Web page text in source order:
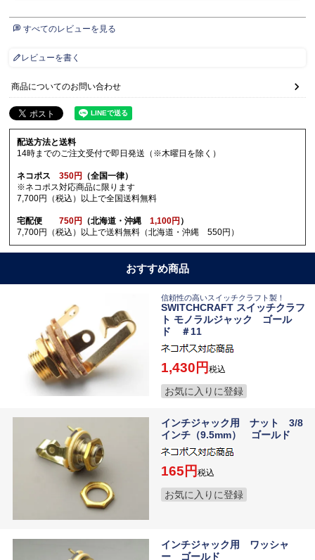
すべてのレビューを見る
レビューを書く
商品についてのお問い合わせ
配送方法と送料
14時までのご注文受付で即日発送（※木曜日を除く）
ネコポス350円
（全国一律）
※ネコポス対応商品に限ります
7,700円（税込）以上で全国送料無料
宅配便750円 （北海道・沖縄1,100円 ）
7,700円（税込）以上で送料無料（北海道・沖縄 550円）
おすすめ商品
信頼性の高いスイッチクラフト製！
SWITCHCRAFT スイッチクラフ
ト モノラルジャック ゴール
ド ＃11
1,430 税込
お気に入りに登録
インチジャック用 ナット 3/8
インチ（9.5mm） ゴールド
165 税込
お気に入りに登録
インチジャック用 ワッシャ
ー ゴールド